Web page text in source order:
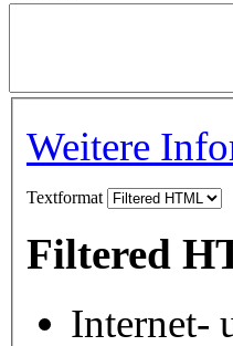
Weitere
Textformat
Filtered
Internet-